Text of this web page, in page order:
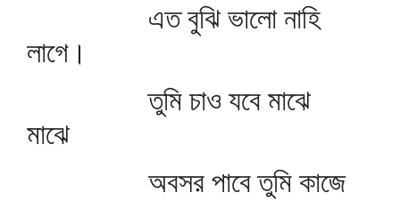
এত বুঝি ভালো নাহি
লাগে।
তুমি চাও যবে মাঝে
মাঝে
অবসর পাবে তুমি কাজে